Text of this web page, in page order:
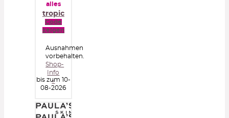
alles
tropic
Code
zeigen
Ausnahmen
vorbehalten.
Shop-
Info
»
bis zum 10-
08-2026